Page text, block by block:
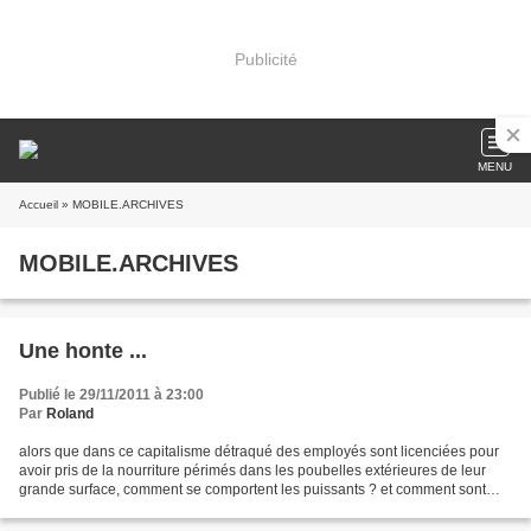
Publicité
MENU
Accueil » MOBILE.ARCHIVES
MOBILE.ARCHIVES
Une honte ...
Publié le 29/11/2011 à 23:00
Par Roland
alors que dans ce capitalisme détraqué des employés sont licenciées pour
avoir pris de la nourriture périmés dans les poubelles extérieures de leur
grande surface, comment se comportent les puissants ? et comment sont